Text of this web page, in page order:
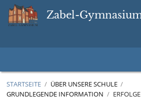
Zabel-
STARTSEITE / ÜBER UNSERE SCHULE /
GRUNDLEGENDE INFORMATION /